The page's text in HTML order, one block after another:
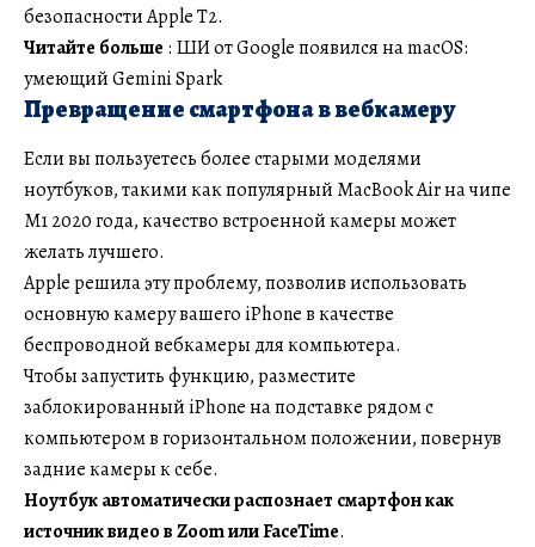
безопасности Apple T2.
Читайте больше : ШИ от Google появился на macOS:
умеющий Gemini Spark
Превращение смартфона в вебкамеру
Если вы пользуетесь более старыми моделями
ноутбуков, такими как популярный MacBook Air на чипе
M1 2020 года, качество встроенной камеры может
желать лучшего.
Apple решила эту проблему, позволив использовать
основную камеру вашего iPhone в качестве
беспроводной вебкамеры для компьютера.
Чтобы запустить функцию, разместите
заблокированный iPhone на подставке рядом с
компьютером в горизонтальном положении, повернув
задние камеры к себе.
Ноутбук автоматически распознает смартфон как
источник видео в Zoom или FaceTime.